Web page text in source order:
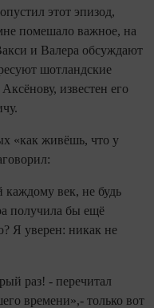
этот эпизод,
помешало важное, на
и Валера обсуждают
шотландские
известен его
«как живёшь, что у
век, не будь
получила бы ещё
Я уверен: никак не
раз! - перечитал
времени»,- только вот